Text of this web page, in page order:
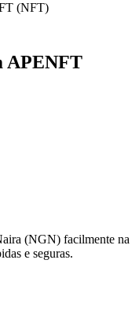
(NFT)
APENFT
(NGN) facilmente na
e seguras.